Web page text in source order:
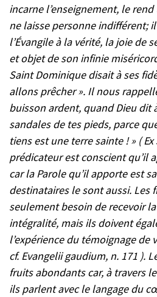
incarne l’enseignement, le
ne laisse personne indifférent;
l’Évangile à la vérité, la joie de
et objet de son infinie
Saint Dominique disait à ses
allons prêcher ». Il nous
buisson ardent, quand Dieu dit
sandales de tes pieds, parce
tiens est une terre sainte ! » ( Ex
prédicateur est conscient qu’il
car la Parole qu’il apporte est
destinataires le sont aussi. Les
seulement besoin de recevoir
intégralité, mais ils doivent
l’expérience du témoignage de
cf. Evangelii gaudium, n. 171 ).
fruits abondants car, à travers
ils parlent avec le langage du